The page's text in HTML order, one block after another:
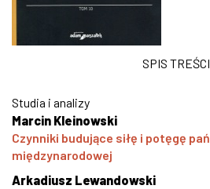
SPIS TREŚCI
Studia i analizy
Marcin Kleinowski
Czynniki budujące siłę i potęgę
międzynarodowej
Arkadiusz Lewandowski